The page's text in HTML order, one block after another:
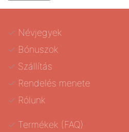
Névjegyek
Bónuszok
Szállítás
Rendelés menete
Rólunk
Termékek (FAQ)